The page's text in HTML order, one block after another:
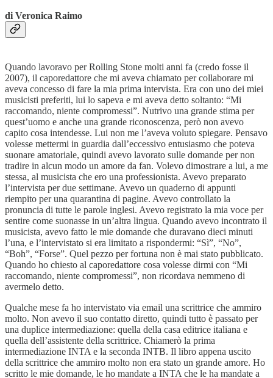
di Veronica Raimo
Quando lavoravo per Rolling Stone molti anni fa (credo fosse il
2007), il caporedattore che mi aveva chiamato per collaborare mi
aveva concesso di fare la mia prima intervista. Era con uno dei miei
musicisti preferiti, lui lo sapeva e mi aveva detto soltanto: “Mi
raccomando, niente compromessi”. Nutrivo una grande stima per
quest’uomo e anche una grande riconoscenza, però non avevo
capito cosa intendesse. Lui non me l’aveva voluto spiegare. Pensavo
volesse mettermi in guardia dall’eccessivo entusiasmo che poteva
suonare amatoriale, quindi avevo lavorato sulle domande per non
tradire in alcun modo un amore da fan. Volevo dimostrare a lui, a me
stessa, al musicista che ero una professionista. Avevo preparato
l’intervista per due settimane. Avevo un quaderno di appunti
riempito per una quarantina di pagine. Avevo controllato la
pronuncia di tutte le parole inglesi. Avevo registrato la mia voce per
sentire come suonasse in un’altra lingua. Quando avevo incontrato il
musicista, avevo fatto le mie domande che duravano dieci minuti
l’una, e l’intervistato si era limitato a rispondermi: “Sì”, “No”,
“Boh”, “Forse”. Quel pezzo per fortuna non è mai stato pubblicato.
Quando ho chiesto al caporedattore cosa volesse dirmi con “Mi
raccomando, niente compromessi”, non ricordava nemmeno di
avermelo detto.
Qualche mese fa ho intervistato via email una scrittrice che ammiro
molto. Non avevo il suo contatto diretto, quindi tutto è passato per
una duplice intermediazione: quella della casa editrice italiana e
quella dell’assistente della scrittrice. Chiamerò la prima
intermediazione INTA e la seconda INTB. Il libro appena uscito
della scrittrice che ammiro molto non era stato un grande amore. Ho
scritto le mie domande, le ho mandate a INTA che le ha mandate a